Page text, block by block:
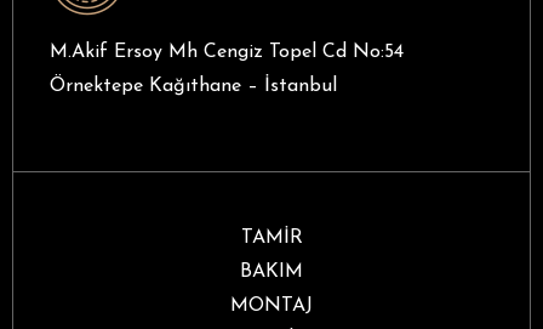
M.Akif Ersoy Mh Cengiz Topel Cd No:54
Örnektepe Kağıthane – İstanbul
TAMİR
BAKIM
MONTAJ